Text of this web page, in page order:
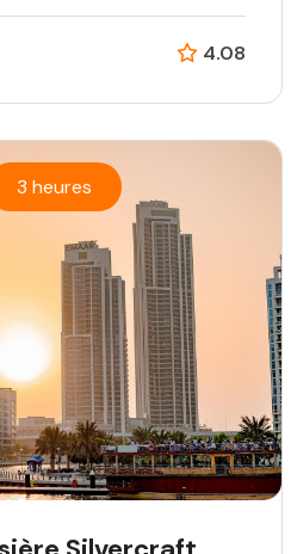
4.08
3 heures